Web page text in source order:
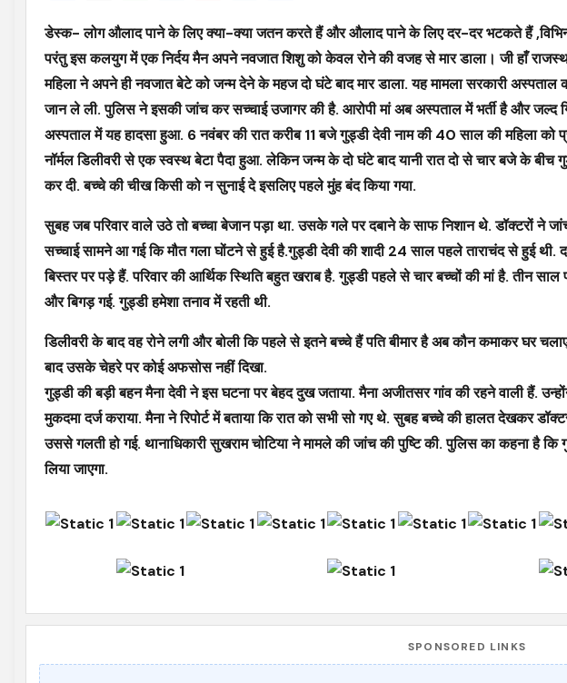
डेस्क- लोग औलाद पाने के लिए क्या-क्या जतन करते हैं और औलाद पाने के लिए दर-दर भटकते हैं
परंतु इस कलयुग में एक निर्दय मैन अपने नवजात शिशु को केवल रोने की वजह से मार डाला। जी हाँ
महिला ने अपने ही नवजात बेटे को जन्म देने के महज दो घंटे बाद मार डाला. यह मामला सरकारी अस्पताल
जान ले ली. पुलिस ने इसकी जांच कर सच्चाई उजागर की है. आरोपी मां अब अस्पताल में भर्ती है और जल्द
अस्पताल में यह हादसा हुआ. 6 नवंबर की रात करीब 11 बजे गुड्डी देवी नाम की 40 साल की महिला को
नॉर्मल डिलीवरी से एक स्वस्थ बेटा पैदा हुआ. लेकिन जन्म के दो घंटे बाद यानी रात दो से चार बजे के
कर दी. बच्चे की चीख किसी को न सुनाई दे इसलिए पहले मुंह बंद किया गया.
सुबह जब परिवार वाले उठे तो बच्चा बेजान पड़ा था. उसके गले पर दबाने के साफ निशान थे. डॉक्टरों ने जांच
सच्चाई सामने आ गई कि मौत गला घोंटने से हुई है.गुड्डी देवी की शादी 24 साल पहले ताराचंद से हुई
बिस्तर पर पड़े हैं. परिवार की आर्थिक स्थिति बहुत खराब है. गुड्डी पहले से चार बच्चों की मां है. तीन
और बिगड़ गई. गुड्डी हमेशा तनाव में रहती थी.
डिलीवरी के बाद वह रोने लगी और बोली कि पहले से इतने बच्चे हैं पति बीमार है अब कौन कमाकर घर
बाद उसके चेहरे पर कोई अफसोस नहीं दिखा.
गुड्डी की बड़ी बहन मैना देवी ने इस घटना पर बेहद दुख जताया. मैना अजीतसर गांव की रहने वाली हैं.
मुकदमा दर्ज कराया. मैना ने रिपोर्ट में बताया कि रात को सभी सो गए थे. सुबह बच्चे की हालत देखकर
उससे गलती हो गई. थानाधिकारी सुखराम चोटिया ने मामले की जांच की पुष्टि की. पुलिस का कहना है
लिया जाएगा.
SPONSORED LINKS